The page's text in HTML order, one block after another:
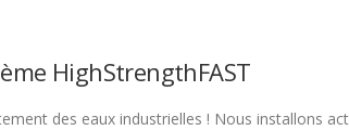
HighStrengthFAST
des eaux industrielles ! Nous installons